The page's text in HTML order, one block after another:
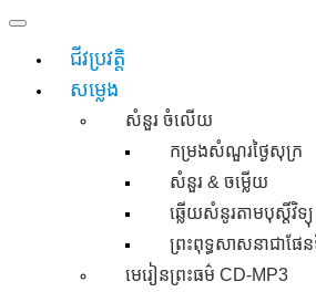
Skip
content
ជីវប្រវត្តិ
សម្លេង
សំនួរ ចំលេីយ
កម្រងសំណួរថ្ងៃសុក្រ
សំនួរ & ចម្លើយ
ឆ្លើយសំនូរតាមបុស្តិ៍វិទ្យុ
ព្រះពុទ្ធសាសនាជាផែ
មេរៀនព្រះធម៌ CD-MP3